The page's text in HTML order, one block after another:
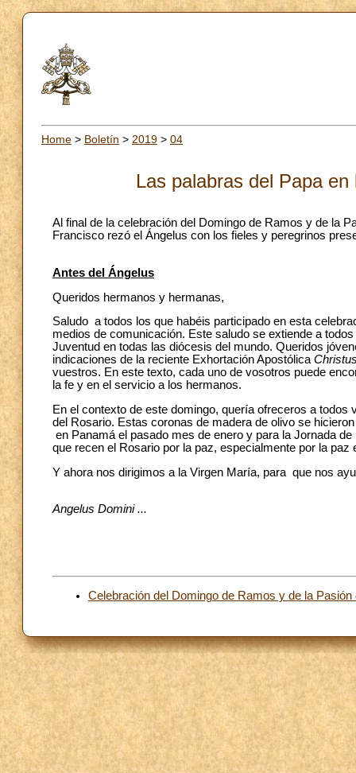
Home > Boletín > 2019 > 04
Las palabras del Papa
Al final de la celebración del Domingo de Ramos y de la
Francisco rezó el Ángelus con los fieles y peregrinos
Antes del Ángelus
Queridos hermanos y hermanas,
Saludo a todos los que habéis participado en esta
medios de comunicación. Este saludo se extiende a
Juventud en todas las diócesis del mundo. Queridos
indicaciones de la reciente Exhortación Apostólica
vuestros. En este texto, cada uno de vosotros puede
la fe y en el servicio a los hermanos.
En el contexto de este domingo, quería ofreceros a
del Rosario. Estas coronas de madera de olivo se
en Panamá el pasado mes de enero y para la Jornada
que recen el Rosario por la paz, especialmente por la paz
Y ahora nos dirigimos a la Virgen María, para que nos
Angelus Domini ...
Celebración del Domingo de Ramos y de la Pasión